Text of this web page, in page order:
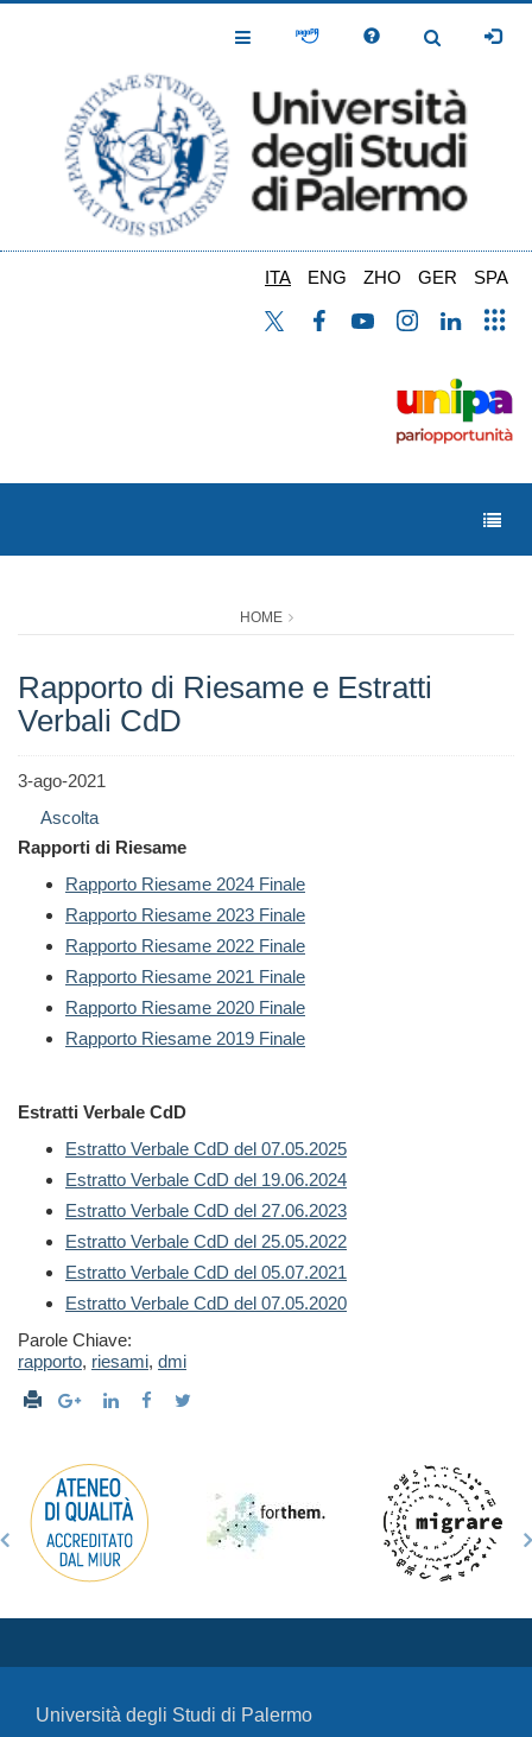
Toggle
Toggle
ITA ENG ZHO GER SPA
HOME
Rapporto di Riesame e Estratti
Verbali CdD
3-ago-2021
Ascolta
Rapporti di Riesame
Rapporto Riesame 2024 Finale
Rapporto Riesame 2023 Finale
Rapporto Riesame 2022 Finale
Rapporto Riesame 2021 Finale
Rapporto Riesame 2020 Finale
Rapporto Riesame 2019 Finale
Estratti Verbale CdD
Estratto Verbale CdD del 07.05.2025
Estratto Verbale CdD del 19.06.2024
Estratto Verbale CdD del 27.06.2023
Estratto Verbale CdD del 25.05.2022
Estratto Verbale CdD del 05.07.2021
Estratto Verbale CdD del 07.05.2020
Parole Chiave:
rapporto, riesami, dmi
Università degli Studi di Palermo